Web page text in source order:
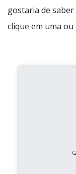
gostaria de
clique em uma